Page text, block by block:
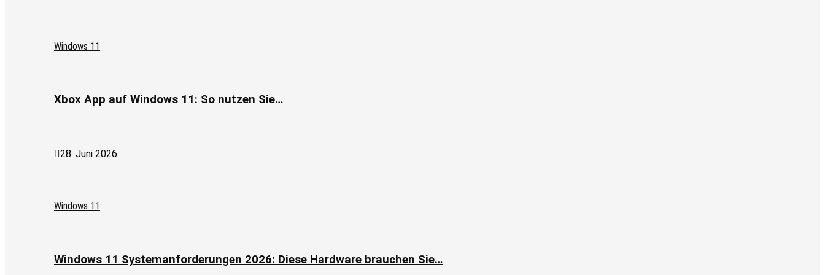
Windows 11
Xbox App auf Windows 11: So nutzen Sie…
28. Juni 2026
Windows 11
Windows 11 Systemanforderungen 2026: Diese Hardware brauchen Sie…